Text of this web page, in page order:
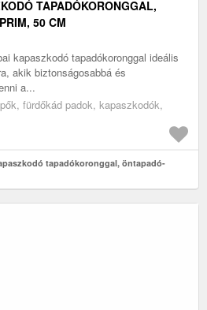
TAPADÓKORONGGAL,
50 CM
kapaszkodó tapadókoronggal ideális
akik biztonságosabbá és
a...
fürdőkád padok, kapaszkodók,
tapadókoronggal, öntapadó-